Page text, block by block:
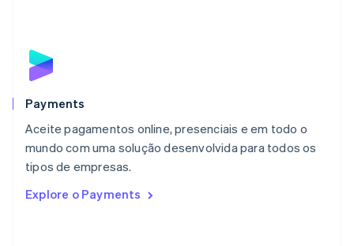
Payments
Aceite pagamentos online, presenciais e em todo o
mundo com uma solução desenvolvida para todos os
tipos de empresas.
Explore o Payments
Malta
English
EspañolEnglish
English
Nova Zelândia
English
NederlandsEnglish